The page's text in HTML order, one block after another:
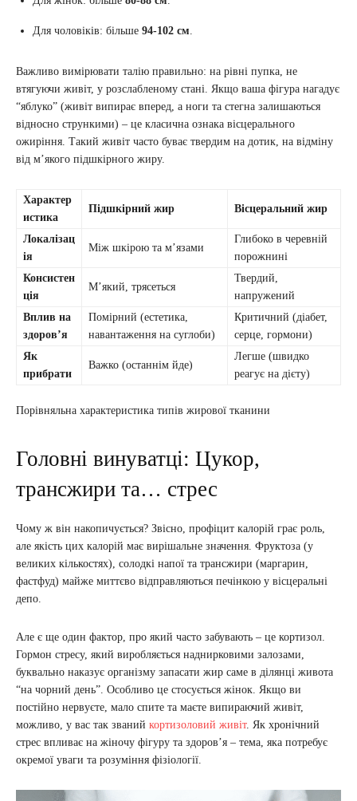
Для чоловіків: більше 94-102 см
Важливо вимірювати талію правильно: на рівні пупка, не
втягуючи живіт, у розслабленому стані. Якщо ваша фігура нагадує
“яблуко” (живіт випирає вперед, а ноги та стегна залишаються
відносно стрункими) – це класична ознака вісцерального
ожиріння. Такий живіт часто буває твердим на дотик, на відміну
від м’якого підшкірного жиру.
Характер
истика
Підшкірний жир Вісцеральний жир
Локалізац
ія
Між шкірою та м’язами
Глибоко в черевній
порожнині
Консистен
ція
М’який, трясеться
Твердий,
напружений
Вплив на
здоров’я
Помірний (естетика,
навантаження на суглоби)
Критичний (діабет,
серце, гормони)
Як
прибрати
Важко (останнім йде)
Легше (швидко
реагує на дієту)
Порівняльна характеристика типів жирової тканини
Головні винуватці: Цукор,
трансжири та… стрес
Чому ж він накопичується? Звісно, профіцит калорій грає роль,
але якість цих калорій має вирішальне значення. Фруктоза (у
великих кількостях), солодкі напої та трансжири (маргарин,
фастфуд) майже миттєво відправляються печінкою у вісцеральні
депо.
Але є ще один фактор, про який часто забувають – це кортизол.
Гормон стресу, який виробляється наднирковими залозами,
буквально наказує організму запасати жир саме в ділянці живота
“на чорний день”. Особливо це стосується жінок. Якщо ви
постійно нервуєте, мало спите та маєте випираючий живіт,
можливо, у вас так званий кортизоловий живіт. Як хронічний
стрес впливає на жіночу фігуру та здоров’я – тема, яка потребує
окремої уваги та розуміння фізіології.